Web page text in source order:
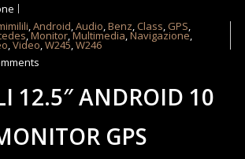
,Android,Audio,Benz, Class, GPS,
,Monitor,Multimedia,Navigazione,
,Video,W245,W246
12.5″ ANDROID 10
GPS